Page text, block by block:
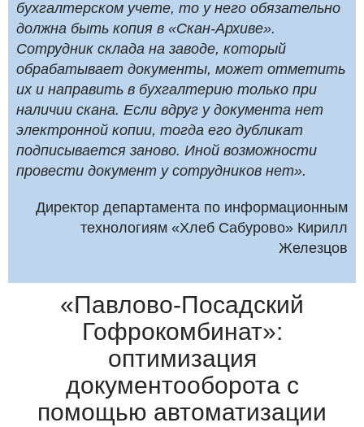
бухгалтерском учете, то у него обязательно
должна быть копия в «Скан-Архиве».
Сотрудник склада на заводе, который
обрабатывает документы, может отметить
их и направить в бухгалтерию только при
наличии скана. Если вдруг у документа нет
электронной копии, тогда его дубликат
подписывается заново. Иной возможности
провести документ у сотрудников нет».
Директор департамента по информационным
технологиям «Хлеб Сабурово» Кирилл
Железцов
«Павлово-Посадский
Гофрокомбинат»:
оптимизация
документооборота с
помощью автоматизации